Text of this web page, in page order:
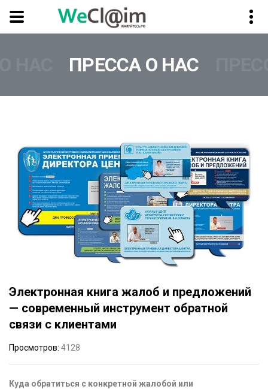
ПРЕССА О НАС
Электронная книга жалоб и предложений
— современный инструмент обратной
связи с клиентами
Просмотров 4128
Куда обратиться с конкретной жалобой или